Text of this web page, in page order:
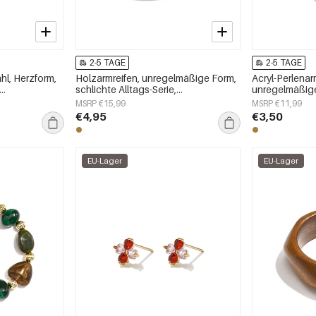
Herzform,
2-5 TAGE
Holzarmreifen, unregelmäßige Form,
schlichte Alltags-Serie,
Damenschmuck
MSRP €15,99
€4,95
2-5 TAGE
Acryl-
Alltagsserie,
MSRP €11,99
€3,50
EU-Lager EU-Lager